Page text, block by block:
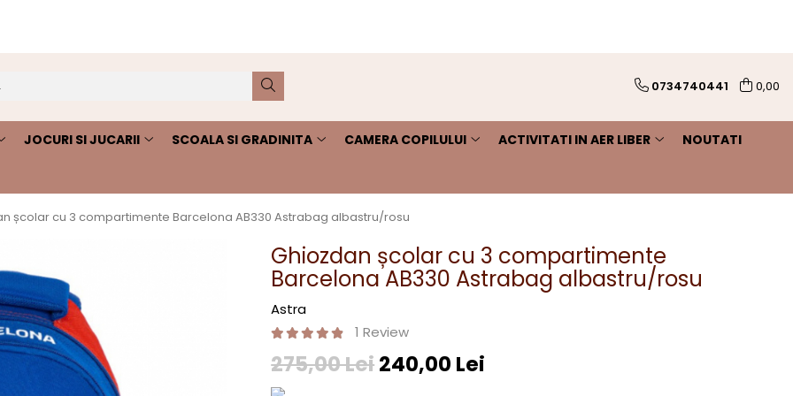
0734740441 0,00
JOCURI SI JUCARII SCOALA SI GRADINITA CAMERA COPILULUI ACTIVITATI IN AER LIBER NOUTATI
școlar cu 3 compartimente Barcelona AB330 Astrabag albastru/rosu
Ghiozdan școlar cu 3 compartimente
Barcelona AB330 Astrabag albastru/rosu
Astra
1 Review
275,00 Lei240,00 Lei